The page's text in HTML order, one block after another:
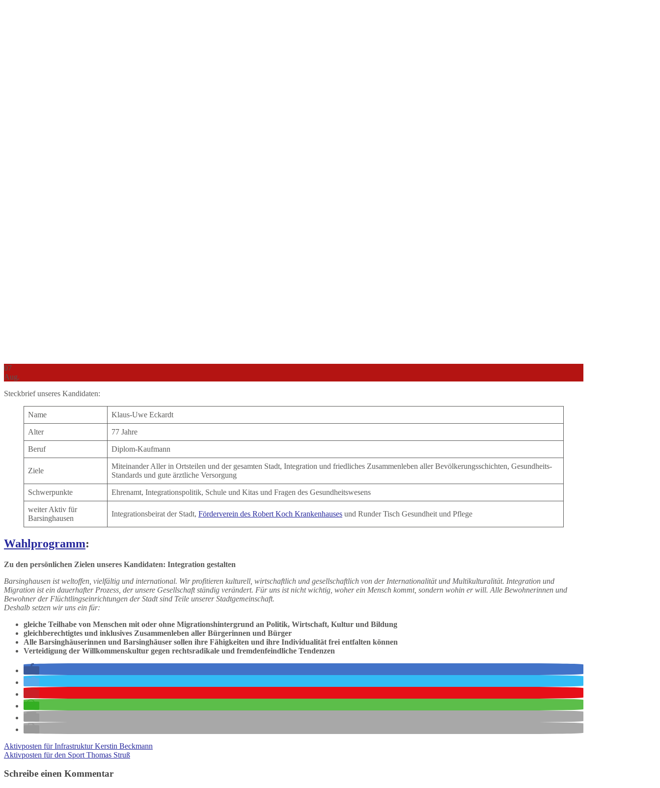
07
Aug.
Steckbrief unseres Kandidaten:
Name Klaus-Uwe Eckardt
Alter 77 Jahre
Beruf Diplom-Kaufmann
Ziele
Miteinander Aller in Ortsteilen und der gesamten Stadt, Integration und friedliches Zusammenleben aller Bevölkerungsschichten, Gesundheits-
Standards und gute ärztliche Versorgung
Schwerpunkte Ehrenamt, Integrationspolitik, Schule und Kitas und Fragen des Gesundheitswesens
weiter Aktiv für
Barsinghausen
Integrationsbeirat der Stadt, Förderverein des Robert Koch Krankenhauses und Runder Tisch Gesundheit und Pflege
Wahlprogramm:
Zu den persönlichen Zielen unseres Kandidaten: Integration gestalten
Barsinghausen ist weltoffen, vielfältig und international. Wir profitieren kulturell, wirtschaftlich und gesellschaftlich von der Internationalität und Multikulturalität. Integration und
Migration ist ein dauerhafter Prozess, der unsere Gesellschaft ständig verändert. Für uns ist nicht wichtig, woher ein Mensch kommt, sondern wohin er will. Alle Bewohnerinnen und
Bewohner der Flüchtlingseinrichtungen der Stadt sind Teile unserer Stadtgemeinschaft.
Deshalb setzen wir uns ein für:
gleiche Teilhabe von Menschen mit oder ohne Migrationshintergrund an Politik, Wirtschaft, Kultur und Bildung
gleichberechtigtes und inklusives Zusammenleben aller Bürgerinnen und Bürger
Alle Barsinghäuserinnen und Barsinghäuser sollen ihre Fähigkeiten und ihre Individualität frei entfalten können
Verteidigung der Willkommenskultur gegen rechtsradikale und fremdenfeindliche Tendenzen
Aktivposten für Infrastruktur Kerstin Beckmann
Aktivposten für den Sport Thomas Struß
Schreibe einen Kommentar